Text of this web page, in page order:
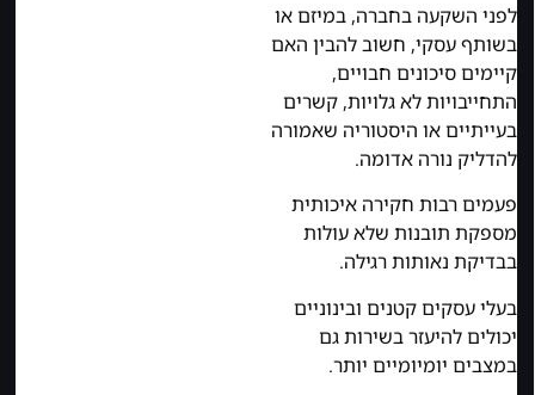
לפני השקעה בחברה, במיזם או
בשותף עסקי, חשוב להבין האם
קיימים סיכונים חבויים,
התחייבויות לא גלויות, קשרים
בעייתיים או היסטוריה שאמורה
להדליק נורה אדומה.
פעמים רבות חקירה איכותית
מספקת תובנות שלא עולות
בבדיקת נאותות רגילה.
בעלי עסקים קטנים ובינוניים
יכולים להיעזר בשירות גם
במצבים יומיומיים יותר.